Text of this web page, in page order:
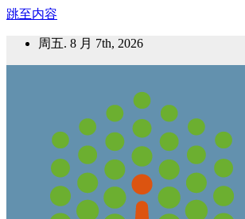
跳至内容
周五. 8 月 7th, 2026